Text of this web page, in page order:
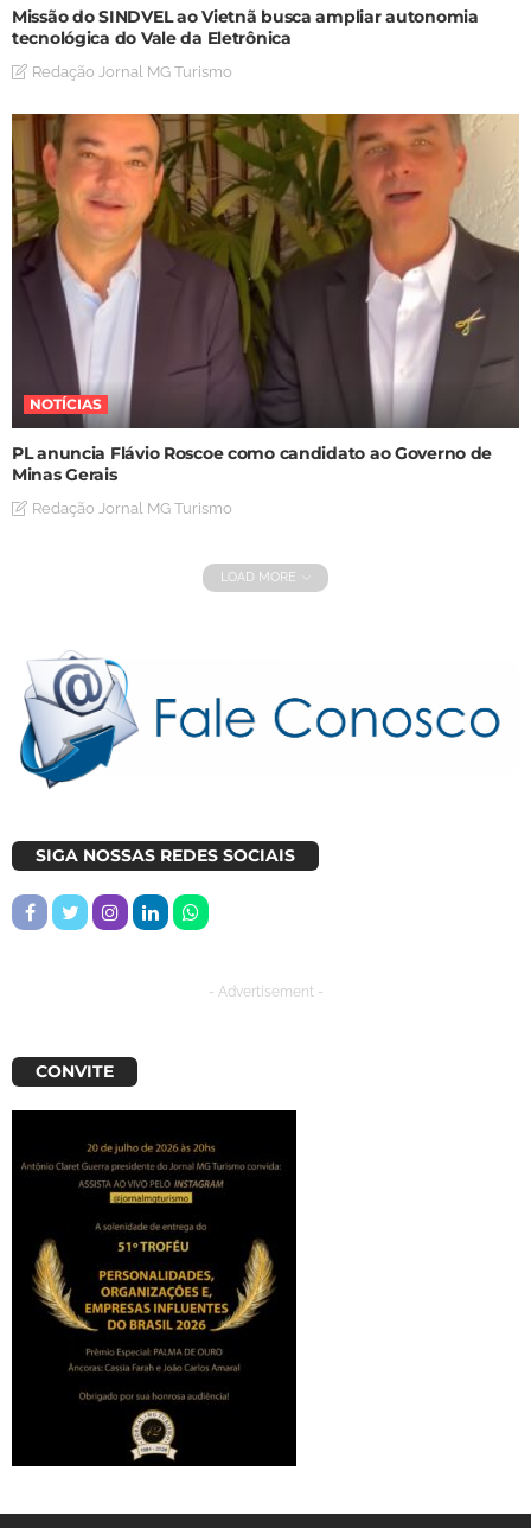
Missão do SINDVEL ao Vietnã busca ampliar autonomia
tecnológica do Vale da Eletrônica
Redação Jornal MG Turismo
NOTÍCIAS
PL anuncia Flávio Roscoe como candidato ao Governo de
Minas Gerais
Redação Jornal MG Turismo
LOAD MORE
SIGA NOSSAS REDES SOCIAIS
- Advertisement -
CONVITE